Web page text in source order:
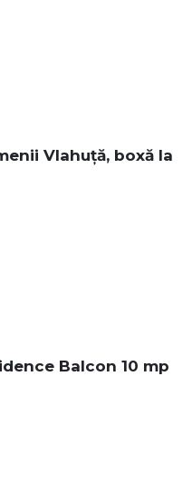
Vlahuță, boxă la
Balcon 10 mp